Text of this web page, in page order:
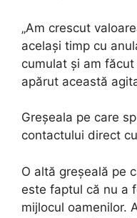
„Am crescut
același timp cu
cumulat și am
apărut această
Greșeala pe care
contactului direct
O altă greșeală pe
este faptul că nu a
mijlocul oamenilor.